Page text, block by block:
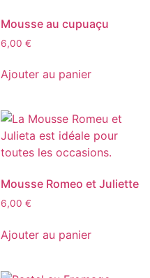
Mousse au cupuaçu
6,00 €
Ajouter au panier
Mousse Romeo et Juliette
6,00 €
Ajouter au panier